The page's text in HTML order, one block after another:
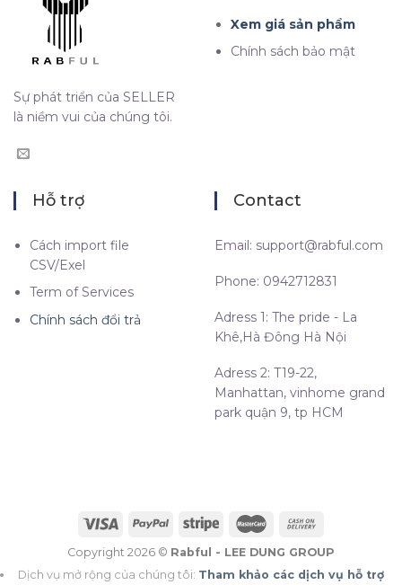
Sự phát triển của SELLER
là niềm vui của chúng tôi.
Xem giá sản phẩm
Chính sách bảo mật
Hỗ trợ
Cách import file
CSV/Exel
Term of Services
Chính sách đổi trả
Contact
Email: support@rabful.com
Phone: 0942712831
Adress 1: The pride - La
Khê,Hà Đông Hà Nội
Adress 2: T19-22,
Manhattan, vinhome grand
park quận 9, tp HCM
Copyright 2026 © Rabful - LEE DUNG GROUP
Dịch vụ mở rộng của chúng tôi: Tham khảo các dịch vụ hỗ trợ